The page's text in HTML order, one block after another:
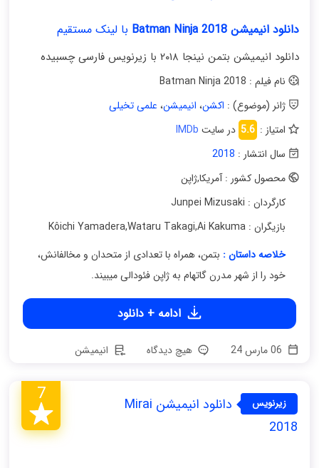
دانلود انیمیشن Batman Ninja 2018 با لینک مستقیم
دانلود انیمیشن بتمن نینجا ۲۰۱۸ با زیرنویس فارسی چسبیده
نام فیلم : Batman Ninja 2018
ژانر (موضوع) : اکشن، انیمیشن، علمی تخیلی
امتیاز : 5.6 در سایت IMDb
سال انتشار : 2018
محصول کشور : آمریکا,ژاپن
کارگردان : Junpei Mizusaki
بازیگران : Kôichi Yamadera
,Wataru Takagi,Ai Kakuma
خلاصه داستان : بتمن، همراه با تعدادی از متحدان و مخالفانش،
خود را از شهر مدرن گاتهام به ژاپن فئودالی میبیند.
ادامه + دانلود
هیچ دیدگاه انیمیشن
زیرنویس
فارسی
دانلود انیمیشن Mirai
2018
7